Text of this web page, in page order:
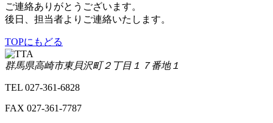
ご連絡ありがとうございます。
後日、担当者よりご連絡いたします。
TOPにもどる
群馬県高崎市東貝沢町２丁目１７番地１
TEL 027-361-6828
FAX 027-361-7787